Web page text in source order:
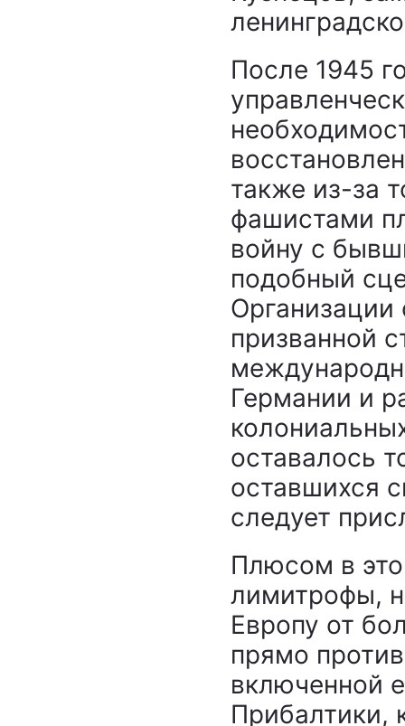
После 1945
также из-за
фашистами
войну с
подобный
призванной
Германии и
оставалось
оставшихся
следует
Плюсом в
лимитрофы,
Европу от
прямо
включенной
Прибалтики,